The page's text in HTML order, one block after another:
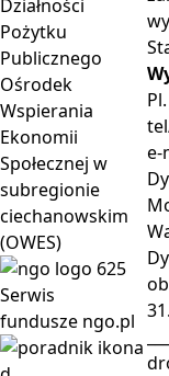
Działności
Pożytku
Publicznego
Ośrodek
Wspierania
Ekonomii
Społecznej w
subregionie
ciechanowskim
(OWES)
Serwis
fundusze ngo.pl